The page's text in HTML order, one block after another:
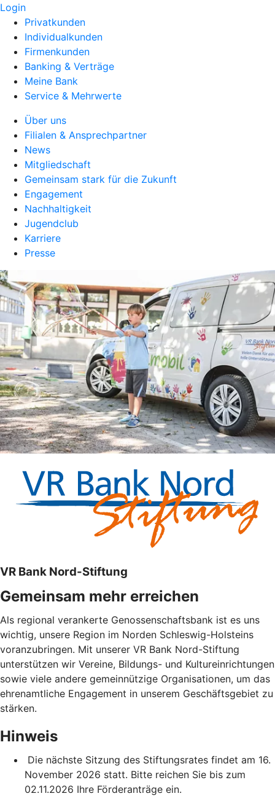
Login
Privatkunden
Individualkunden
Firmenkunden
Banking & Verträge
Meine Bank
Service & Mehrwerte
Über uns
Filialen & Ansprechpartner
News
Mitgliedschaft
Gemeinsam stark für die Zukunft
Engagement
Nachhaltigkeit
Jugendclub
Karriere
Presse
VR Bank Nord-Stiftung
Gemeinsam mehr erreichen
Als regional verankerte Genossenschaftsbank ist es uns
wichtig, unsere Region im Norden Schleswig-Holsteins
voranzubringen. Mit unserer VR Bank Nord-Stiftung
unterstützen wir Vereine, Bildungs- und Kultureinrichtungen
sowie viele andere gemeinnützige Organisationen, um das
ehrenamtliche Engagement in unserem Geschäftsgebiet zu
stärken.
Hinweis
Die nächste Sitzung des Stiftungsrates findet am 16.
November 2026 statt. Bitte reichen Sie bis zum
02.11.2026 Ihre Förderanträge ein.